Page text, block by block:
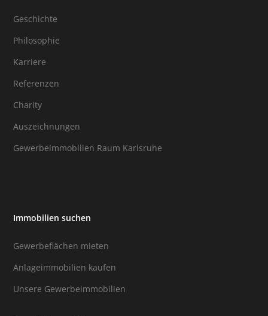
Geschichte
Philosophie
Karriere
Referenzen
Charity
Auszeichnungen
Gewerbeimmobilien Raum Karlsruhe
Immobilien suchen
Gewerbeflächen mieten
Anlageimmobilien kaufen
Unsere Gewerbeimmobilien